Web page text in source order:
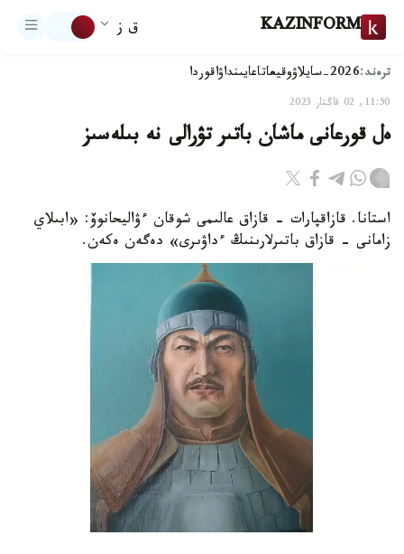
KAZINFORM ق ز
ترەند:2026-سايلاۋ وقيعاتاعايىنداۋاقوردا
11:50, 02 قاڭتار 2023
ەل قورعانى ماشان باتىر تۋرالى نە بىلەسىز
استانا. قازاقپارات - قازاق عالىمى شوقان ءۋاليحانوۆ: «ابىلاي
زامانى - قازاق باتىرلارىنىڭ ءداۋىرى» دەگەن ەكەن.